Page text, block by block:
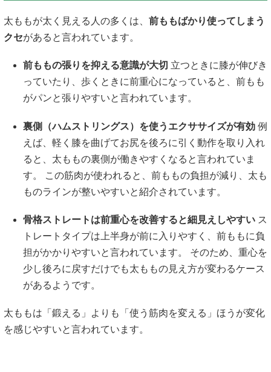
太ももが太く見える人の多くは、 前ももばかり使ってしまう
クセがあると言われています。
前ももの張りを抑える意識が大切 立つときに膝が伸びき
っていたり、歩くときに前重心になっていると、前もも
がパンと張りやすいと言われています。
裏側（ハムストリングス）を使うエクササイズが有効 例
えば、軽く膝を曲げてお尻を後ろに引く動作を取り入れ
ると、太ももの裏側が働きやすくなると言われていま
す。 この筋肉が使われると、前ももの負担が減り、太も
ものラインが整いやすいと紹介されています。
骨格ストレートは前重心を改善すると細見えしやすい ス
トレートタイプは上半身が前に入りやすく、前ももに負
担がかかりやすいと言われています。 そのため、重心を
少し後ろに戻すだけでも太ももの見え方が変わるケース
があるようです。
太ももは「鍛える」よりも「使う筋肉を変える」ほうが変化
を感じやすいと言われています。